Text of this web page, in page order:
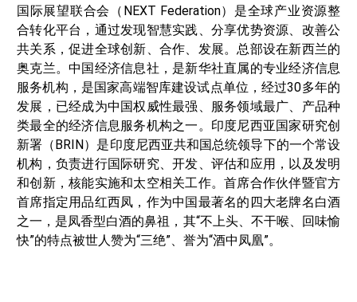
国际展望联合会（NEXT Federation）是全球产业资源整
合转化平台，通过发现智慧实践、分享优势资源、改善公
共关系，促进全球创新、合作、发展。总部设在新西兰的
奥克兰。中国经济信息社，是新华社直属的专业经济信息
服务机构，是国家高端智库建设试点单位，经过30多年的
发展，已经成为中国权威性最强、服务领域最广、产品种
类最全的经济信息服务机构之一。印度尼西亚国家研究创
新署（BRIN）是印度尼西亚共和国总统领导下的一个常设
机构，负责进行国际研究、开发、评估和应用，以及发明
和创新，核能实施和太空相关工作。首席合作伙伴暨官方
首席指定用品红西凤，作为中国最著名的四大老牌名白酒
之一，是凤香型白酒的鼻祖，其“不上头、不干喉、回味愉
快”的特点被世人赞为“三绝”、誉为“酒中凤凰”。